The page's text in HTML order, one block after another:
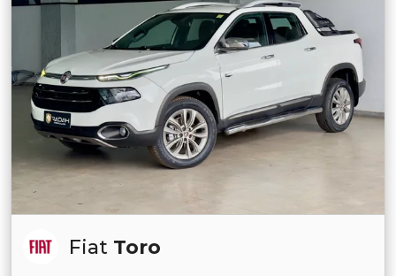
Fiat Toro